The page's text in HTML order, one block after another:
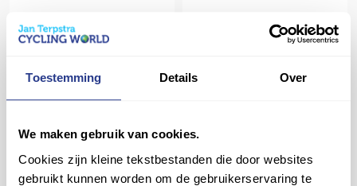
Toestemming Details Over
We maken gebruik van cookies.
Cookies zijn kleine tekstbestanden die door websites
gebruikt kunnen worden om de gebruikerservaring te
BATAVUS Altura PT Lage
BATAVUS Altura PT Pro
Vergelijk Vergelijk